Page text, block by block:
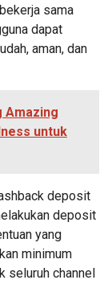
sama
dapat
aman, dan
Amazing
untuk
deposit
deposit
yang
minimum
seluruh channel